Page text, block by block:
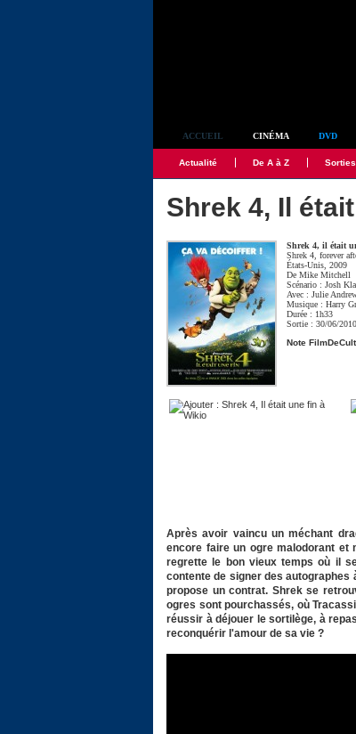
ACCUEIL CINÉMA DVD
Actualité De A à Z
Shrek 4, Il
Shrek 4, il était
Shrek 4, forever
États-Unis, 2009
DeMike Mitchell
Scénario :Josh
Avec :Julie
Musique :Harry
Durée : 1h33
Sortie : 30/06/2010
Note
Après avoir vaincu un méchant
encore faire un ogre malodorant et
regrette le bon vieux temps où il
contente de signer des autographes
propose un contrat. Shrek se
ogres sont pourchassés, où
réussir à déjouer le sortilège, à
reconquérir l'amour de sa vie ?